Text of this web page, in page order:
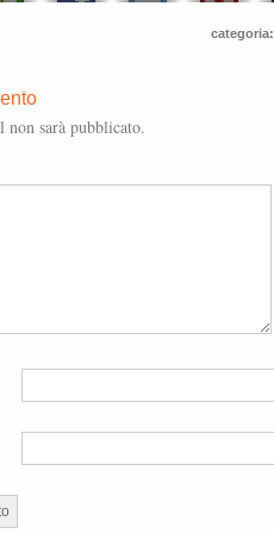
categoria:
sarà pubblicato.